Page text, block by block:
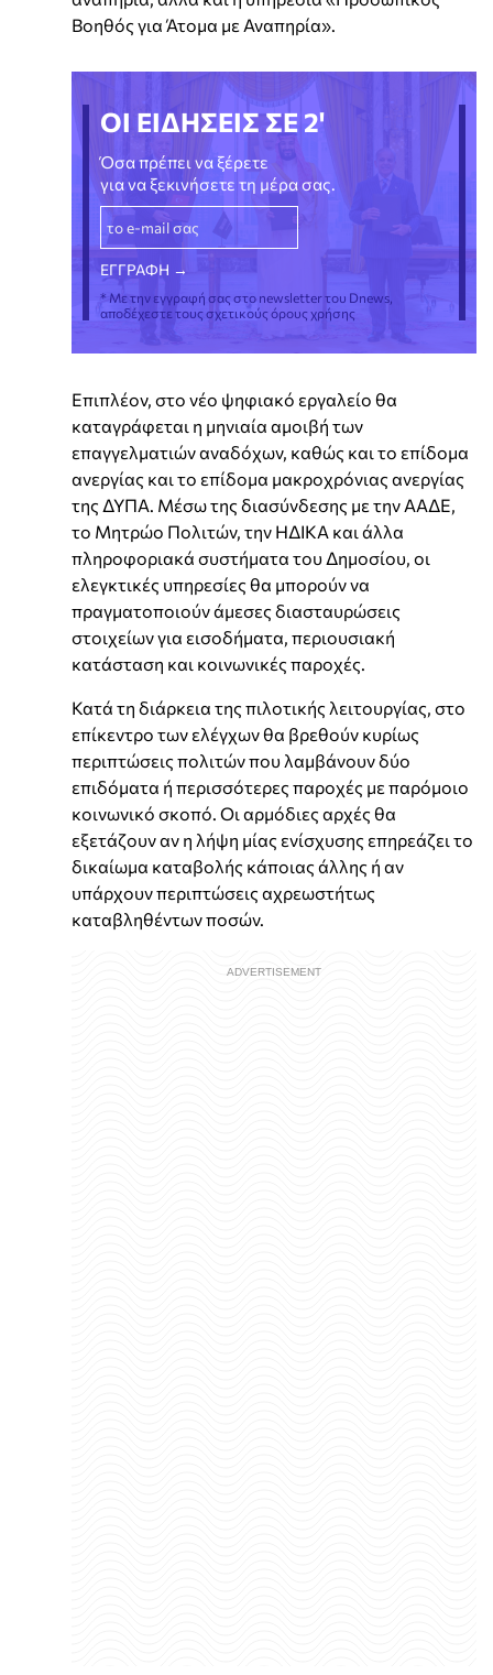
Βοηθός για Άτομα με Αναπηρία».
ΟΙ ΕΙΔΗΣΕΙΣ ΣΕ 2'
Όσα πρέπει να ξέρετε
για να ξεκινήσετε τη μέρα σας.
* Με την εγγραφή σας στο newsletter του Dnews,
αποδέχεστε τους σχετικούς όρους χρήσης
Επιπλέον, στο νέο ψηφιακό εργαλείο θα
καταγράφεται η μηνιαία αμοιβή των
επαγγελματιών αναδόχων, καθώς και το επίδομα
ανεργίας και το επίδομα μακροχρόνιας ανεργίας
της ΔΥΠΑ. Μέσω της διασύνδεσης με την ΑΑΔΕ,
το Μητρώο Πολιτών, την ΗΔΙΚΑ και άλλα
πληροφοριακά συστήματα του Δημοσίου, οι
ελεγκτικές υπηρεσίες θα μπορούν να
πραγματοποιούν άμεσες διασταυρώσεις
στοιχείων για εισοδήματα, περιουσιακή
κατάσταση και κοινωνικές παροχές.
Κατά τη διάρκεια της πιλοτικής λειτουργίας, στο
επίκεντρο των ελέγχων θα βρεθούν κυρίως
περιπτώσεις πολιτών που λαμβάνουν δύο
επιδόματα ή περισσότερες παροχές με παρόμοιο
κοινωνικό σκοπό. Οι αρμόδιες αρχές θα
εξετάζουν αν η λήψη μίας ενίσχυσης επηρεάζει το
δικαίωμα καταβολής κάποιας άλλης ή αν
υπάρχουν περιπτώσεις αχρεωστήτως
καταβληθέντων ποσών.